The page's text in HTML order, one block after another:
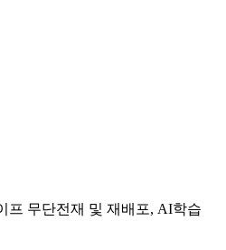
무단전재 및 재배포, AI학습